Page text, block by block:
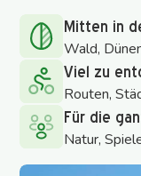
Mitten in
Wald,
Viel zu
Routen,
Für die
Natur,